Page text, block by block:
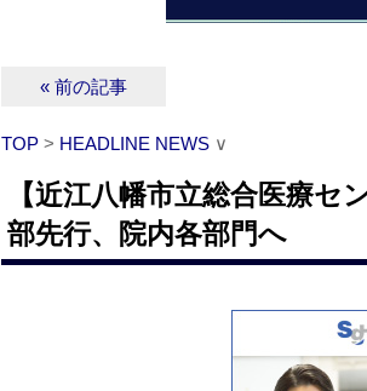
« 前の記事
TOP > HEADLINE NEWS ∨
【近江八幡市立総合医療セ
部先行、院内各部門へ